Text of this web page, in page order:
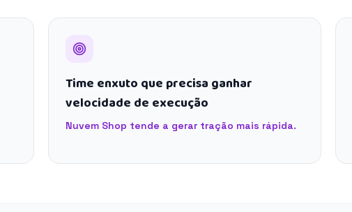
Time enxuto que precisa ganhar
velocidade de execução
Nuvem Shop tende a gerar tração mais rápida.